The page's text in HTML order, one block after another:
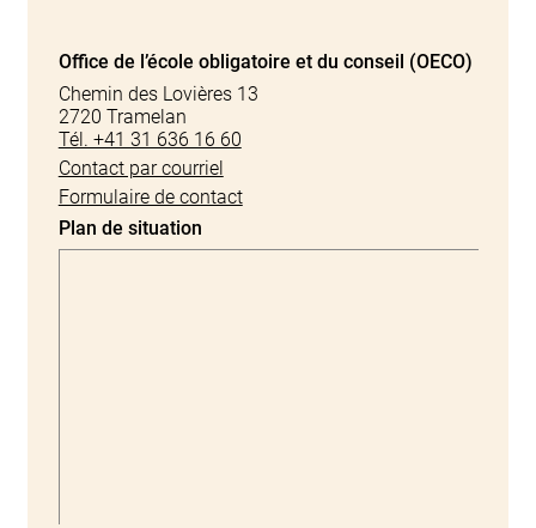
Office de l’école obligatoire et du conseil (OECO)
Chemin des Lovières 13
2720 Tramelan
Tél. +41 31 636 16 60
Contact par courriel
Formulaire de contact
Plan de situation